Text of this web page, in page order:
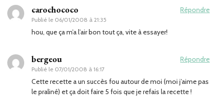
carochococo
Publié le 06/01/2008 à 21:35
Répondre
hou, que ça m’a l’air bon tout ça, vite à essayer!
bergeou
Publié le 07/01/2008 à 16:17
Répondre
Cette recette a un succès fou autour de moi (moi j’aime pas
le praliné) et ça doit faire 5 fois que je refais la recette !